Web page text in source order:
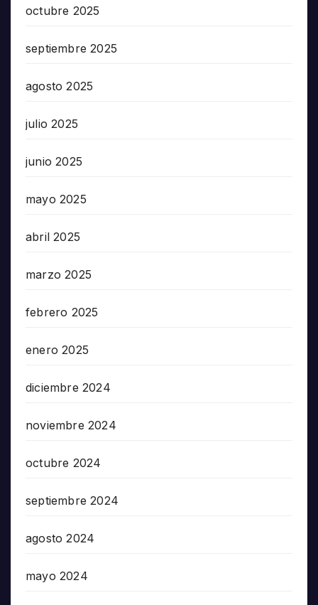
octubre 2025
septiembre 2025
agosto 2025
julio 2025
junio 2025
mayo 2025
abril 2025
marzo 2025
febrero 2025
enero 2025
diciembre 2024
noviembre 2024
octubre 2024
septiembre 2024
agosto 2024
mayo 2024